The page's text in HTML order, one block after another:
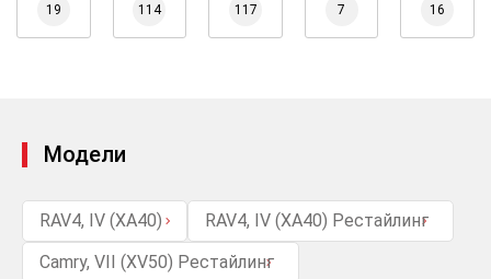
19
114
117
7
16
Модели
RAV4, IV (XA40)
RAV4, IV (XA40) Рестайлинг
Camry, VII (XV50) Рестайлинг